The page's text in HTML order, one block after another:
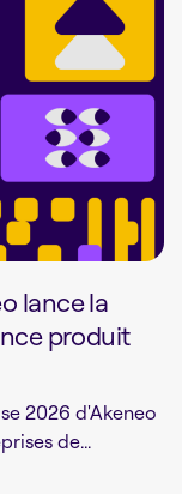
lance la
produit
2026 d'Akeneo
de...